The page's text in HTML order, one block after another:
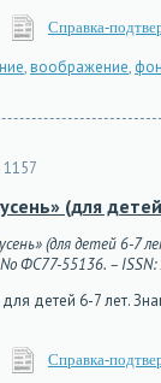
Справка-
,воображение,
1157
(для
(для детей 6-7
ФС77-55136. –
детей 6-7 лет.
Справка-